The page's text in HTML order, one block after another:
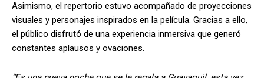
Asimismo, el repertorio estuvo acompañado de proyecciones
visuales y personajes inspirados en la película. Gracias a ello,
el público disfrutó de una experiencia inmersiva que generó
constantes aplausos y ovaciones.